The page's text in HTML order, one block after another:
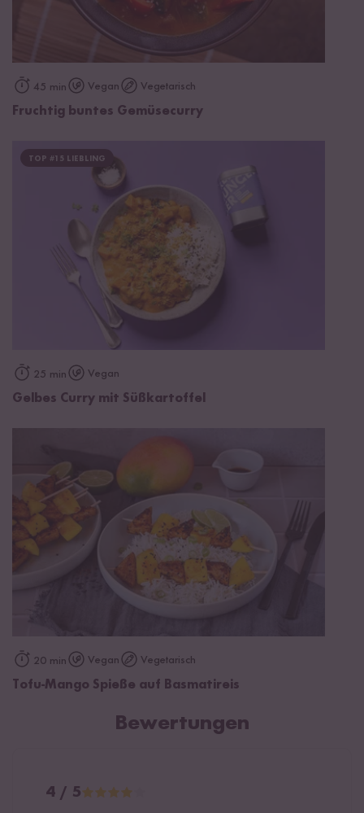
45 min Vegan Vegetarisch
Fruchtig buntes Gemüsecurry
TOP #15 LIEBLING
25 min Vegan
Gelbes Curry mit Süßkartoffel
20 min Vegan Vegetarisch
Tofu-Mango Spieße auf Basmatireis
Bewertungen
4 / 5